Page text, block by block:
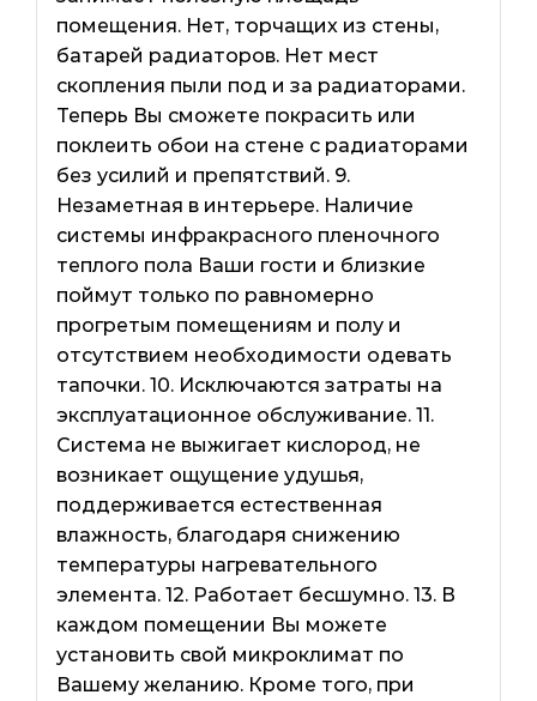
помещения. Нет, торчащих из стены,
батарей радиаторов. Нет мест
скопления пыли под и за радиаторами.
Теперь Вы сможете покрасить или
поклеить обои на стене с радиаторами
без усилий и препятствий. 9.
Незаметная в интерьере. Наличие
системы инфракрасного пленочного
теплого пола Ваши гости и близкие
поймут только по равномерно
прогретым помещениям и полу и
отсутствием необходимости одевать
тапочки. 10. Исключаются затраты на
эксплуатационное обслуживание. 11.
Система не выжигает кислород, не
возникает ощущение удушья,
поддерживается естественная
влажность, благодаря снижению
температуры нагревательного
элемента. 12. Работает бесшумно. 13. В
каждом помещении Вы можете
установить свой микроклимат по
Вашему желанию. Кроме того, при